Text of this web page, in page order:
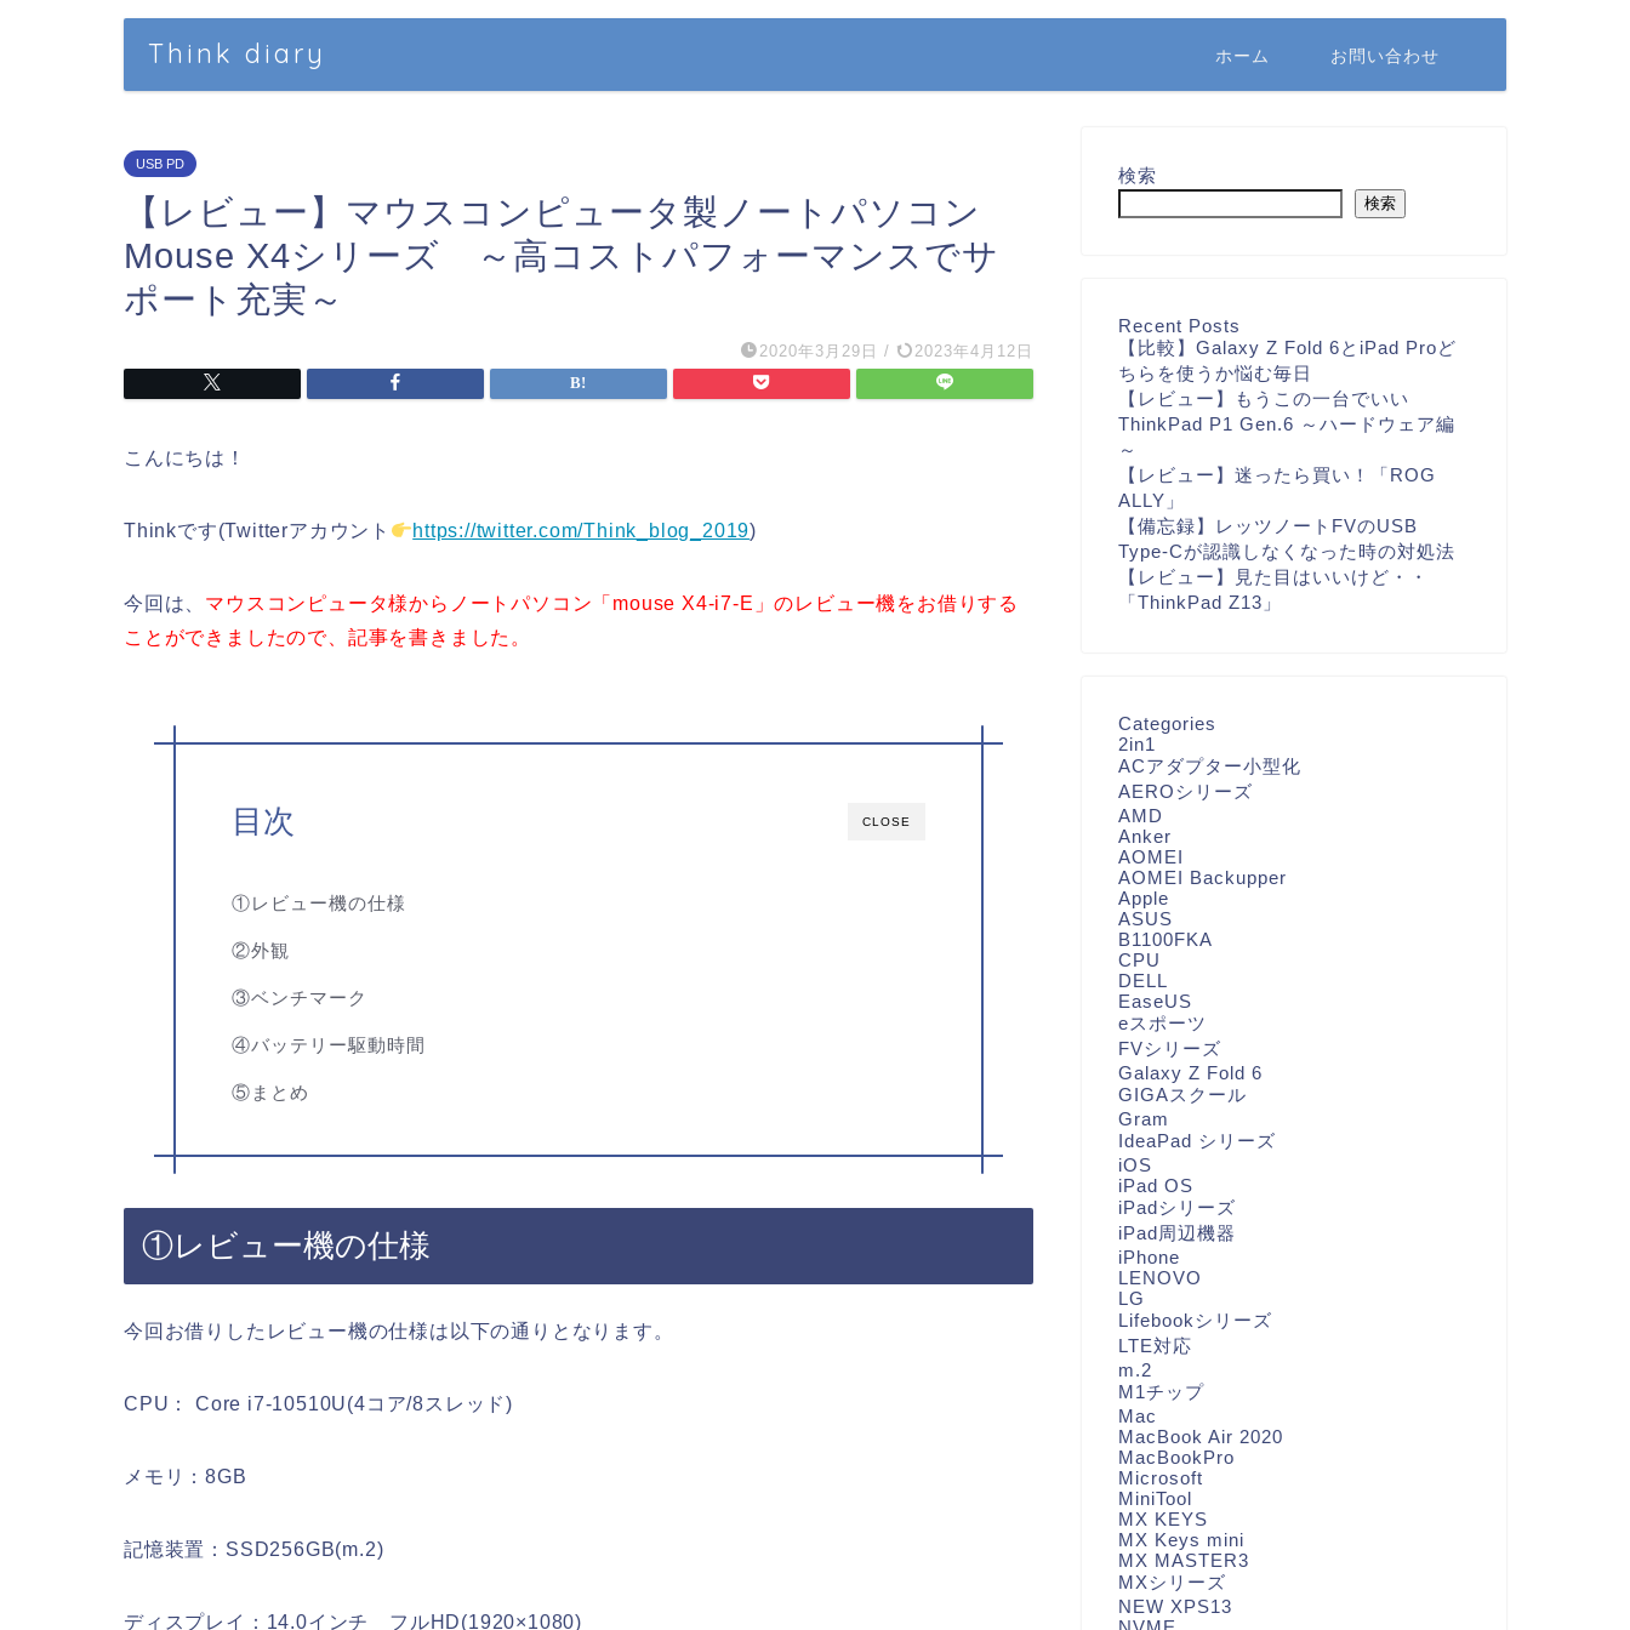
Think diary ホーム お問い合わせ
USB PD
【レビュー】マウスコンピュータ製ノートパソコン
Mouse X4シリーズ ～高コストパフォーマンスでサ
ポート充実～
2020年3月29日 / 2023年4月12日
こんにちは！
Thinkです(Twitterアカウント https://twitter.com/Think_blog_2019)
今回は、 マウスコンピュータ様からノートパソコン「mouse X4-i7-E」のレビュー機をお借りする
ことができましたので、記事を書きました。
CLOSE
目次
①レビュー機の仕様
②外観
③ベンチマーク
④バッテリー駆動時間
⑤まとめ
①レビュー機の仕様
今回お借りしたレビュー機の仕様は以下の通りとなります。
CPU： Core i7-10510U(4コア/8スレッド)
メモリ：8GB
記憶装置：SSD256GB(m.2)
ディスプレイ：14.0インチ フルHD(1920×1080)
検索
検索
Recent Posts
【比較】Galaxy Z Fold 6とiPad Proど
ちらを使うか悩む毎日
【レビュー】もうこの一台でいい
ThinkPad P1 Gen.6 ～ハードウェア編
～
【レビュー】迷ったら買い！「ROG
ALLY」
【備忘録】レッツノートFVのUSB
Type-Cが認識しなくなった時の対処法
【レビュー】見た目はいいけど・・
「ThinkPad Z13」
Categories
2in1
ACアダプター小型化
AEROシリーズ
AMD
Anker
AOMEI
AOMEI Backupper
Apple
ASUS
B1100FKA
CPU
DELL
EaseUS
eスポーツ
FVシリーズ
Galaxy Z Fold 6
GIGAスクール
Gram
IdeaPad シリーズ
iOS
iPad OS
iPadシリーズ
iPad周辺機器
iPhone
LENOVO
LG
Lifebookシリーズ
LTE対応
m.2
M1チップ
Mac
MacBook Air 2020
MacBookPro
Microsoft
MiniTool
MX KEYS
MX Keys mini
MX MASTER3
MXシリーズ
NEW XPS13